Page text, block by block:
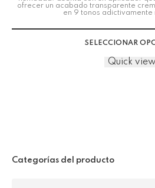
ofrecer un acabado transparente
en 9 tonos adictivamente
SELECCIONAR
Quick view
Categorías del producto